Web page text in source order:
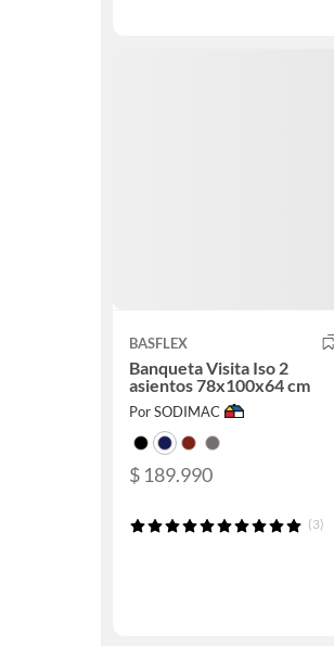
BASFLEX
Banqueta Visita Iso 2
asientos 78x100x64 cm
Por SODIMAC
$ 189.990
(3)